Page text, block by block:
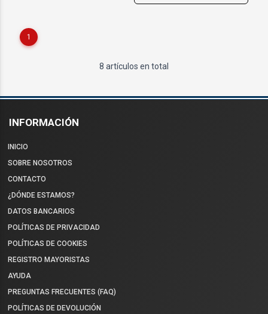
1
8 artículos en total
INFORMACIÓN
INICIO
SOBRE NOSOTROS
CONTACTO
¿DÓNDE ESTAMOS?
DATOS BANCARIOS
POLÍTICAS DE PRIVACIDAD
POLÍTICAS DE COOKIES
REGISTRO MAYORISTAS
AYUDA
PREGUNTAS FRECUENTES (FAQ)
POLÍTICAS DE DEVOLUCIÓN